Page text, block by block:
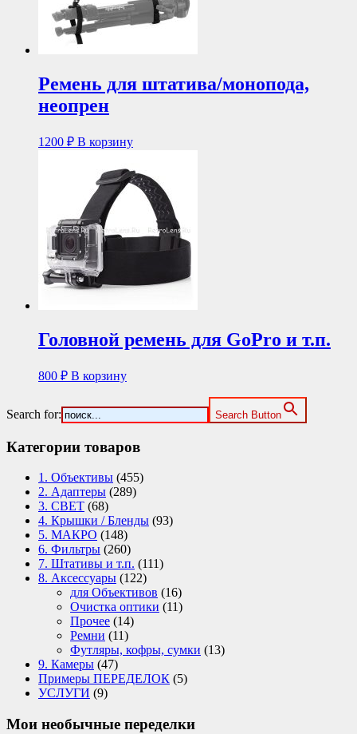
Ремень для штатива/монопода,
неопрен
1200 ₽ В корзину
Головной ремень для GoPro и т.п.
800 ₽ В корзину
Search for: Search Button
Категории товаров
1. Объективы (455)
2. Адаптеры (289)
3. СВЕТ (68)
4. Крышки / Бленды (93)
5. МАКРО (148)
6. Фильтры (260)
7. Штативы и т.п. (111)
8. Аксессуары (122)
для Объективов (16)
Очистка оптики (11)
Прочее (14)
Ремни (11)
Футляры, кофры, сумки (13)
9. Камеры (47)
Примеры ПЕРЕДЕЛОК (5)
УСЛУГИ (9)
Мои необычные переделки